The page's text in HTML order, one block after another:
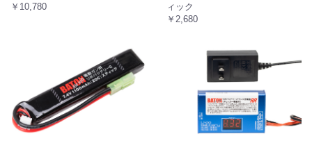
￥10,780
ィック
￥2,680